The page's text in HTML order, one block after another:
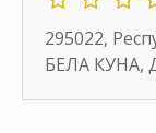
295022,
БЕЛА КУНА,